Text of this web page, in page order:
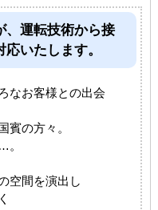
、運転技術から接
いたします。
なお客様との出会
賓の方々。
。
空間を演出し